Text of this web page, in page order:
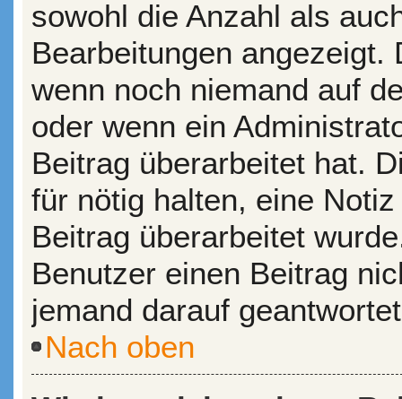
sowohl die Anzahl als
Bearbeitungen
wenn noch niemand auf
oder wenn ein
Beitrag überarbeitet hat.
für nötig halten, eine
Beitrag überarbeitet
Benutzer einen Beitrag
jemand darauf
Nach oben